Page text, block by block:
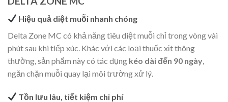
Hiệu quả diệt muỗi nhanh chóng
Delta Zone MC có khả năng tiêu diệt muỗi chỉ trong vòng vài
phút sau khi tiếp xúc. Khác với các loại thuốc xịt thông
thường, sản phẩm này có tác dụng kéo dài đến 90 ngày
ngăn chặn muỗi quay lại môi trường xử lý.
Tồn lưu lâu, tiết kiệm chi phí